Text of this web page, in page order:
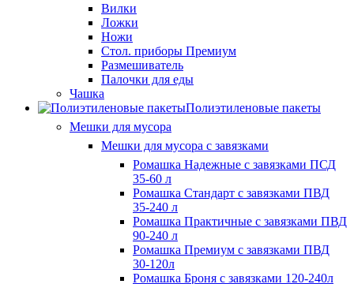
Вилки
Ложки
Ножи
Стол. приборы Премиум
Размешиватель
Палочки для еды
Чашка
Полиэтиленовые пакеты
Мешки для мусора
Мешки для мусора с завязками
Ромашка Надежные с завязками ПСД
35-60 л
Ромашка Стандарт с завязками ПВД
35-240 л
Ромашка Практичные с завязками ПВД
90-240 л
Ромашка Премиум с завязками ПВД
30-120л
Ромашка Броня с завязками 120-240л